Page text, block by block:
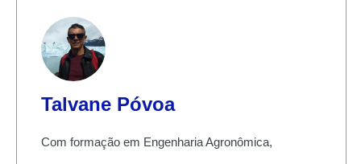
Talvane Póvoa
Com formação em Engenharia Agronômica,